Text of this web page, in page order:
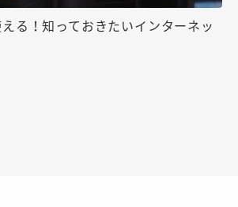
る！知っておきたいインターネッ